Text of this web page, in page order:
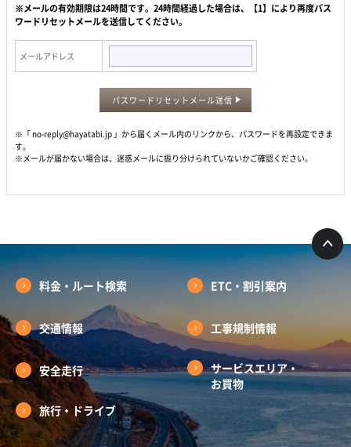
※メールの有効期限は24時間です。24時間経過した場合は、【1】により再度パス
ワードリセットメールを送信してください。
メールアドレス
パスワードリセットメール送信
※「 no-reply@hayatabi.jp 」から届くメール内のリンクから、パスワードを再設定できま
す。
※メールが届かない場合は、迷惑メールに振り分けられていないかご確認ください。
料金・ルート検索 ETC・割引案内
交通情報 工事規制情報
安全走行
サービスエリア・
お買物
旅行・ドライブ